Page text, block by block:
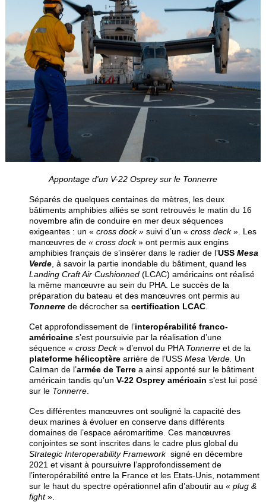
Appontage d'un V-22 Osprey sur le Tonnerre
Séparés de quelques centaines de mètres, les deux
bâtiments amphibies alliés se sont retrouvés le matin du 16
novembre afin de conduire en mer deux séquences
exigeantes : un «cross dock » suivi d’un «cross deck». Les
manœuvres de« cross dock» ont permis aux engins
amphibies français de s’insérer dans le radier de l’USSMesa
Verde , à savoir la partie inondable du bâtiment, quand les
Landing Craft Air Cushionned (LCAC) américains ont réalisé
la même manœuvre au sein du PHA. Le succès de la
préparation du bateau et des manœuvres ont permis au
Tonnerre de décrocher sacertification LCAC
Cet approfondissement de l’interopérabilité franco-
américaine s’est poursuivie par la réalisation d’une
séquence «cross Deck» d’envol du PHA Tonnerre et de la
plateforme hélicoptère arrière de l’USSMesa Verde. Un
Caïman de l’armée de Terre a ainsi apponté sur le bâtiment
américain tandis qu’unV-22 Osprey américain s’est lui posé
sur le Tonnerre
Ces différentes manœuvres ont souligné la capacité des
deux marines à évoluer en conserve dans différents
domaines de l’espace aéromaritime. Ces manœuvres
conjointes se sont inscrites dans le cadre plus global du
Strategic Interoperability Framework signé en décembre
2021 et visant à poursuivre l’approfondissement de
l’interopérabilité entre la France et les Etats-Unis, notamment
sur le haut du spectre opérationnel afin d’aboutir au «plug &
fight».